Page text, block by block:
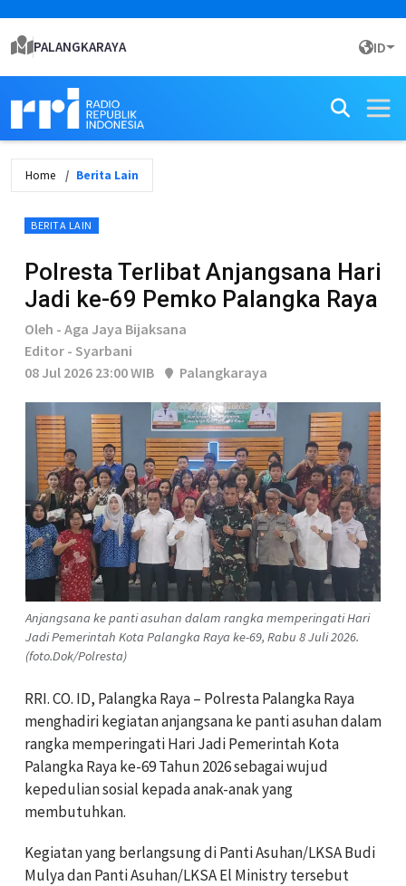
PALANGKARAYA ID
Home Berita Lain
BERITA LAIN
Polresta Terlibat Anjangsana Hari
Jadi ke-69 Pemko Palangka Raya
Oleh - Aga Jaya Bijaksana
Editor - Syarbani
08 Jul 2026 23:00 WIB
Palangkaraya
Anjangsana ke panti asuhan dalam rangka memperingati Hari
Jadi Pemerintah Kota Palangka Raya ke-69, Rabu 8 Juli 2026.
(foto.Dok/Polresta)
RRI. CO. ID, Palangka Raya – Polresta Palangka Raya
menghadiri kegiatan anjangsana ke panti asuhan dalam
rangka memperingati Hari Jadi Pemerintah Kota
Palangka Raya ke-69 Tahun 2026 sebagai wujud
kepedulian sosial kepada anak-anak yang
membutuhkan.
Kegiatan yang berlangsung di Panti Asuhan/LKSA Budi
Mulya dan Panti Asuhan/LKSA El Ministry tersebut